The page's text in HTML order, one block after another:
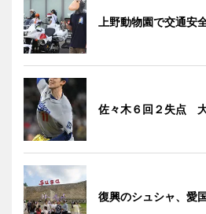
上野動物園で交通安
佐々木６回２失点
復興のシュシャ、愛